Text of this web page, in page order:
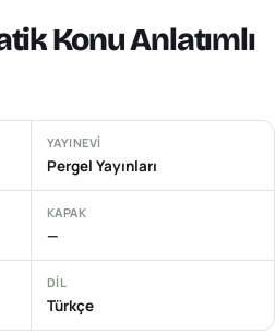
Konu Anlatımlı
YAYINEVI
Pergel Yayınları
KAPAK
—
DIL
Türkçe